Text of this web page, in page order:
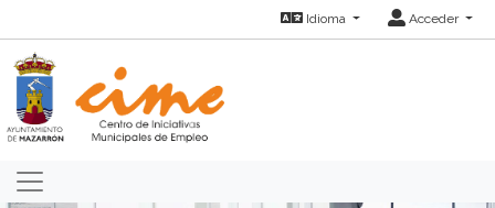
Idioma Acceder